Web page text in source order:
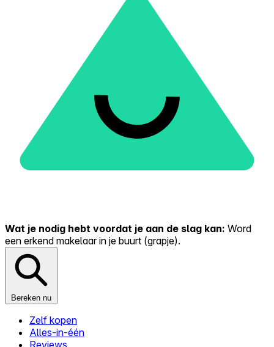
Wat je nodig hebt voordat je aan de slag kan: Word
een erkend makelaar in je buurt (grapje).
Bereken nu
Zelf kopen
Alles-in-één
Reviews